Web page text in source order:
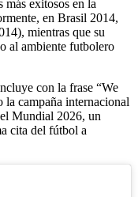
exitosos en la
en Brasil 2014,
mientras que su
al ambiente futbolero
con la frase “We
la campaña internacional
Mundial 2026, un
cita del fútbol a